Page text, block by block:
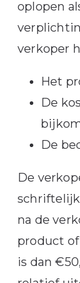
oplopen
verkoper
Het
De
De
De
na de
product
is dan